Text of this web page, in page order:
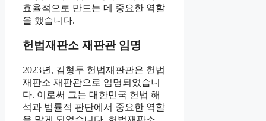
효율적으로 만드는 데 중요한 역할
을 했습니다.
헌법재판소 재판관 임명
2023년, 김형두 헌법재판관은 헌법
재판소 재판관으로 임명되었습니
다. 이로써 그는 대한민국 헌법 해
석과 법률적 판단에서 중요한 역할